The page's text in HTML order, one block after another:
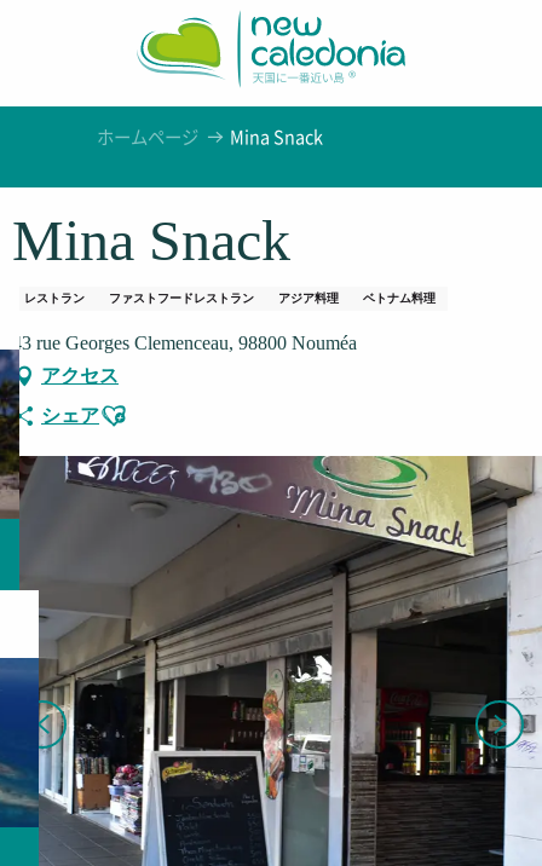
ホームページ Mina Snack
Mina Snack
レストラン ファストフードレストラン アジア料理 ベトナム料理
43 rue Georges Clemenceau, 98800 Nouméa
アクセス
シェアAjouter aux favoris